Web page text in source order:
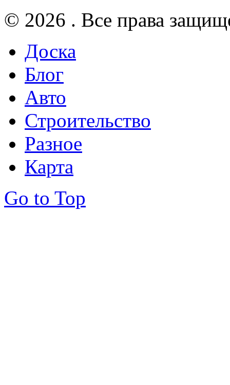
© 2026 . Все права
Доска
Блог
Авто
Строительство
Разное
Карта
Go to Top